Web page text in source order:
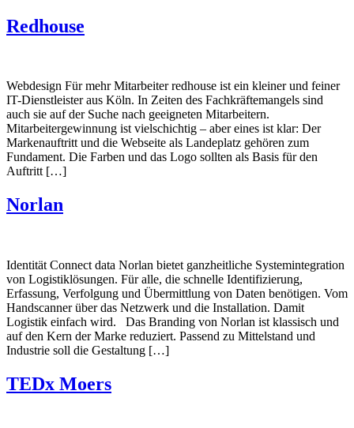
Redhouse
Webdesign Für mehr Mitarbeiter redhouse ist ein kleiner und feiner
IT-Dienstleister aus Köln. In Zeiten des Fachkräftemangels sind
auch sie auf der Suche nach geeigneten Mitarbeitern.
Mitarbeitergewinnung ist vielschichtig – aber eines ist klar: Der
Markenauftritt und die Webseite als Landeplatz gehören zum
Fundament. Die Farben und das Logo sollten als Basis für den
Auftritt […]
Norlan
Identität Connect data Norlan bietet ganzheitliche Systemintegration
von Logistiklösungen. Für alle, die schnelle Identifizierung,
Erfassung, Verfolgung und Übermittlung von Daten benötigen. Vom
Handscanner über das Netzwerk und die Installation. Damit
Logistik einfach wird. Das Branding von Norlan ist klassisch und
auf den Kern der Marke reduziert. Passend zu Mittelstand und
Industrie soll die Gestaltung […]
TEDx Moers